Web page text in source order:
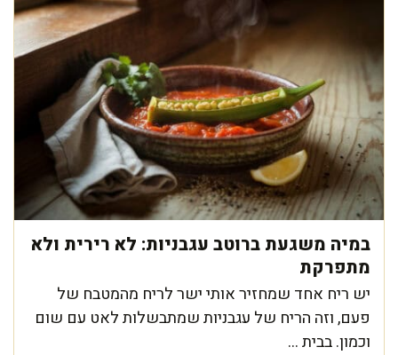
במיה משגעת ברוטב עגבניות: לא רירית ולא
מתפרקת
יש ריח אחד שמחזיר אותי ישר לריח מהמטבח של
פעם, וזה הריח של עגבניות שמתבשלות לאט עם שום
וכמון. בבית ...